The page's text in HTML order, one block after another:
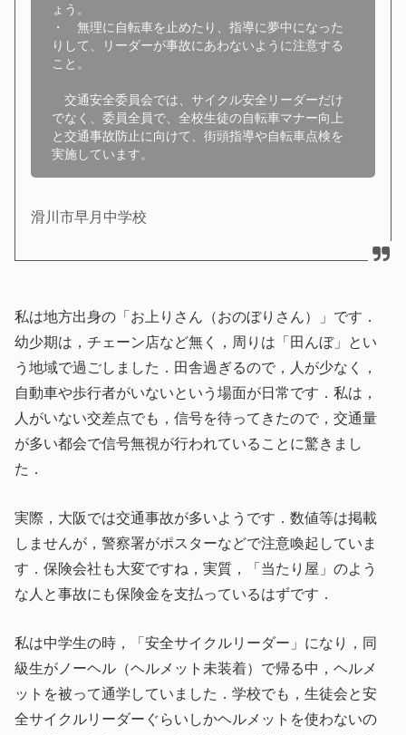
ょう。
・　無理に自転車を止めたり、指導に夢中になった
りして、リーダーが事故にあわないように注意する
こと。
交通安全委員会では、サイクル安全リーダーだけ
でなく、委員全員で、全校生徒の自転車マナー向上
と交通事故防止に向けて、街頭指導や自転車点検を
滑川市早月中学校
私は地方出身の「お上りさん（おのぼりさん）」です．
幼少期は，チェーン店など無く，周りは「田んぼ」とい
う地域で過ごしました．田舎過ぎるので，人が少なく，
自動車や歩行者がいないという場面が日常です．私は，
人がいない交差点でも，信号を待ってきたので，交通量
が多い都会で信号無視が行われていることに驚きまし
た．
実際，大阪では交通事故が多いようです．数値等は掲載
しませんが，警察署がポスターなどで注意喚起していま
す．保険会社も大変ですね，実質，「当たり屋」のよう
な人と事故にも保険金を支払っているはずです．
私は中学生の時，「安全サイクルリーダー」になり，同
級生がノーヘル（ヘルメット未装着）で帰る中，ヘルメ
ットを被って通学していました．学校でも，生徒会と安
全サイクルリーダーぐらいしかヘルメットを使わないの